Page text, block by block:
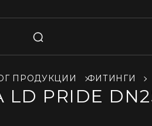
ПРОДУКЦИИ ФИТИНГИ
PRIDE